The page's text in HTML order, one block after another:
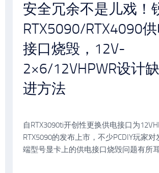
安全冗余不是儿戏！
RTX5090/RTX4090
接口烧毁，12V-
2×6/12VHPWR设计
进方法
自RTX3090ti开创性更换供电接口为
RTX5090的发布上市，不少PCDIY玩家
端型号显卡上的供电接口烧毁问题有所耳